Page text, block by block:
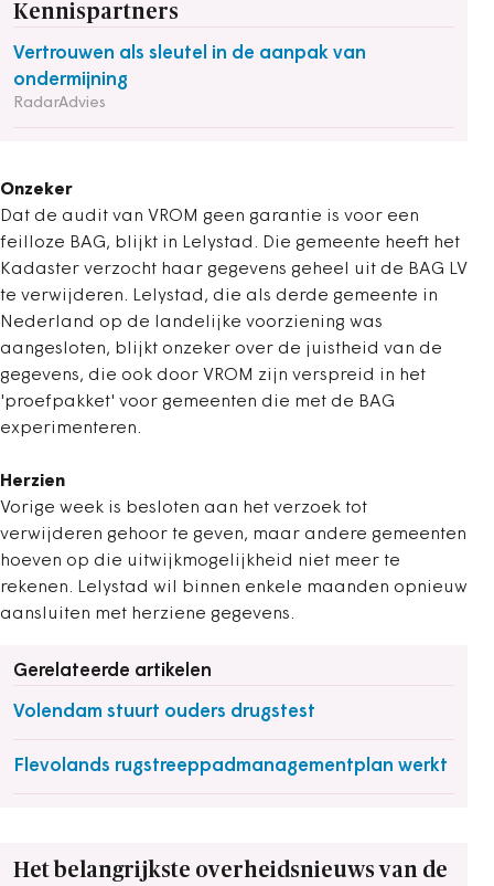
Kennispartners
Vertrouwen als sleutel in de aanpak van
ondermijning
RadarAdvies
Onzeker
Dat de audit van VROM geen garantie is voor een
feilloze BAG, blijkt in Lelystad. Die gemeente heeft het
Kadaster verzocht haar gegevens geheel uit de BAG LV
te verwijderen. Lelystad, die als derde gemeente in
Nederland op de landelijke voorziening was
aangesloten, blijkt onzeker over de juistheid van de
gegevens, die ook door VROM zijn verspreid in het
'proefpakket' voor gemeenten die met de BAG
experimenteren.
Herzien
Vorige week is besloten aan het verzoek tot
verwijderen gehoor te geven, maar andere gemeenten
hoeven op die uitwijkmogelijkheid niet meer te
rekenen. Lelystad wil binnen enkele maanden opnieuw
aansluiten met herziene gegevens.
Gerelateerde artikelen
Volendam stuurt ouders drugstest
Flevolands rugstreeppadmanagementplan werkt
Het belangrijkste overheidsnieuws van de